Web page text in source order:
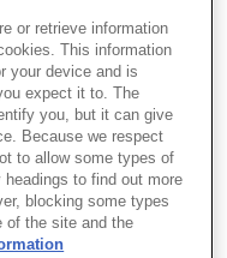
No
and
a compact
with flexible
or retrieve information
This information
your device and is
expect it to. The
you, but it can give
Because we respect
to allow some types of
to find out more
blocking some types
of the site and the